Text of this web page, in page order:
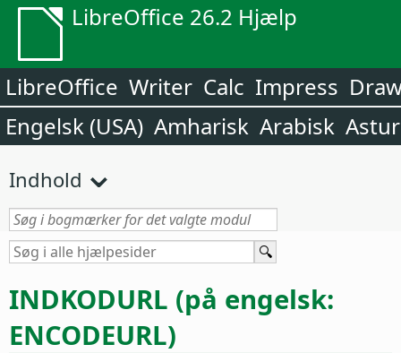
LibreOffice 26.2 Hjælp
LibreOffice Writer Calc Impress
Engelsk (USA) Amharisk Arabisk
Indhold
INDKODURL (på engelsk:
ENCODEURL)